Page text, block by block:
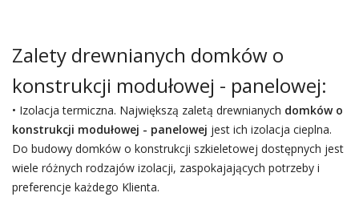
Zalety drewnianych domków o
konstrukcji modułowej - panelowej:
• Izolacja termiczna. Największą zaletą drewnianych domków o
konstrukcji modułowej - panelowej jest ich izolacja cieplna.
Do budowy domków o konstrukcji szkieletowej dostępnych jest
wiele różnych rodzajów izolacji, zaspokajających potrzeby i
preferencje każdego Klienta.